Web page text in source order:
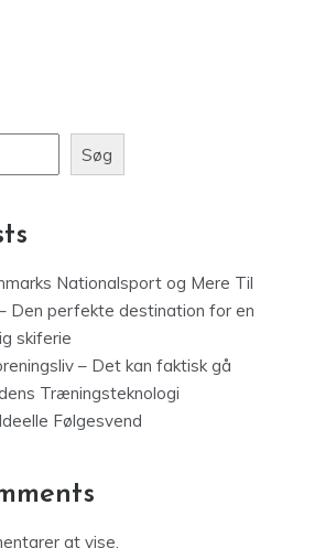
Søg
Nationalsport og Mere Til
Den perfekte destination for en
skiferie
– Det kan faktisk gå
Træningsteknologi
Følgesvend
at vise.